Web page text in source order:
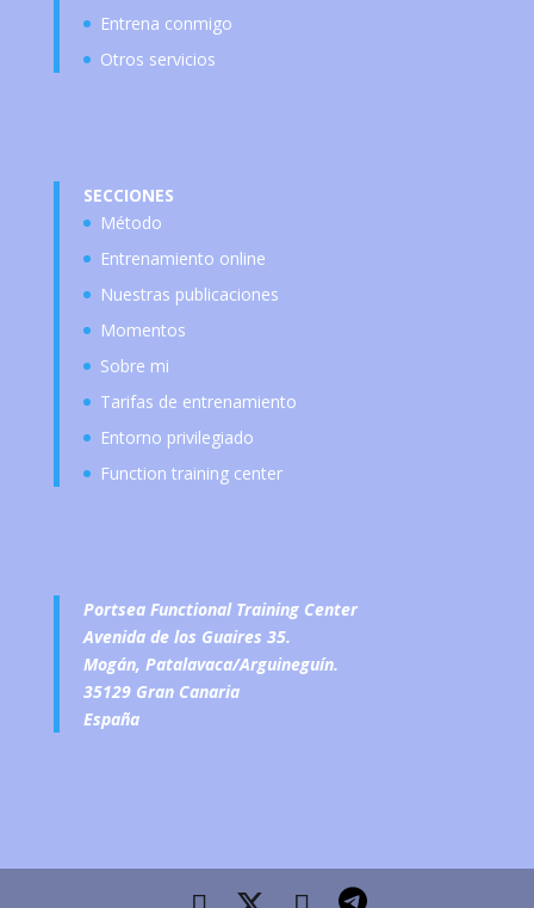
Entrena conmigo
Otros servicios
SECCIONES
Método
Entrenamiento online
Nuestras publicaciones
Momentos
Sobre mi
Tarifas de entrenamiento
Entorno privilegiado
Function training center
Portsea Functional Training Center
Avenida de los Guaires 35.
Mogán, Patalavaca/Arguineguín.
35129 Gran Canaria
España